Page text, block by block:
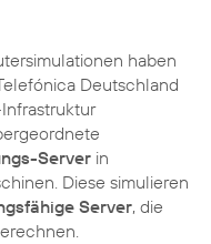
haben
Deutschland
Server in
Diese simulieren
Server, die